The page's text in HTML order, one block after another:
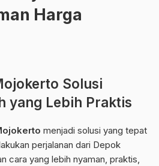
Harga
Solusi
yang Lebih Praktis
menjadi solusi yang tepat
perjalanan dari Depok
cara yang lebih nyaman, praktis,